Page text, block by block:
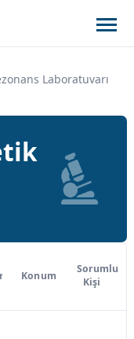
Laboratuvarı
Konum
Sorumlu
Kişi